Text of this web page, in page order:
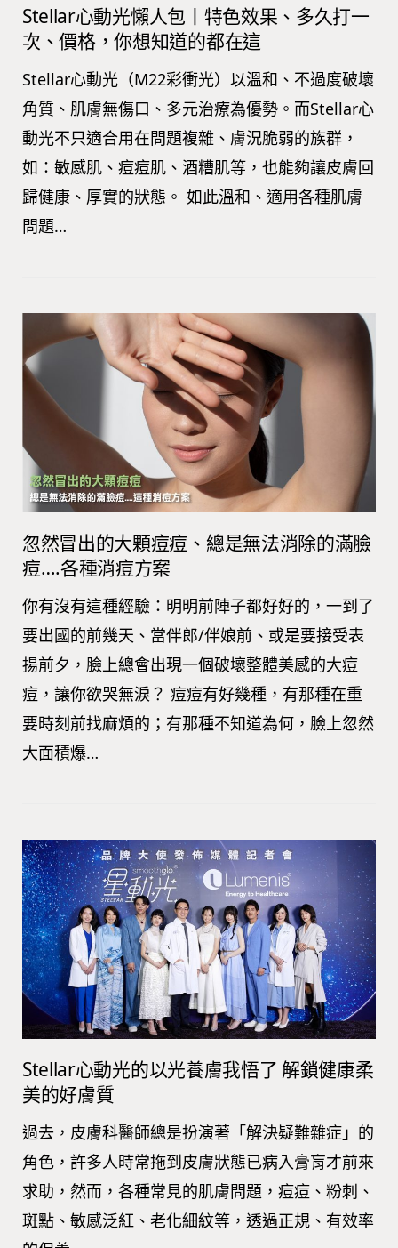
Stellar心動光懶人包丨特色效果、多久打一
次、價格，你想知道的都在這
Stellar心動光（M22彩衝光）以溫和、不過度破壞
角質、肌膚無傷口、多元治療為優勢。而Stellar心
動光不只適合用在問題複雜、膚況脆弱的族群，
如：敏感肌、痘痘肌、酒糟肌等，也能夠讓皮膚回
歸健康、厚實的狀態。 如此溫和、適用各種肌膚
問題…
忽然冒出的大顆痘痘、總是無法消除的滿臉
痘….各種消痘方案
你有沒有這種經驗：明明前陣子都好好的，一到了
要出國的前幾天、當伴郎/伴娘前、或是要接受表
揚前夕，臉上總會出現一個破壞整體美感的大痘
痘，讓你欲哭無淚？ 痘痘有好幾種，有那種在重
要時刻前找麻煩的；有那種不知道為何，臉上忽然
大面積爆…
Stellar心動光的以光養膚我悟了 解鎖健康柔
美的好膚質
過去，皮膚科醫師總是扮演著「解決疑難雜症」的
角色，許多人時常拖到皮膚狀態已病入膏肓才前來
求助，然而，各種常見的肌膚問題，痘痘、粉刺、
斑點、敏感泛紅、老化細紋等，透過正規、有效率